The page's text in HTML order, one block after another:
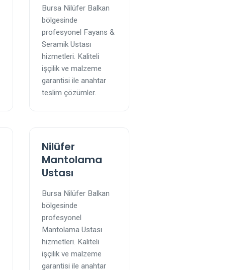
Bursa Nilüfer Balkan
bölgesinde
profesyonel Fayans &
Seramik Ustası
hizmetleri. Kaliteli
işçilik ve malzeme
garantisi ile anahtar
teslim çözümler.
Nilüfer
Mantolama
Ustası
Bursa Nilüfer Balkan
bölgesinde
profesyonel
Mantolama Ustası
hizmetleri. Kaliteli
işçilik ve malzeme
garantisi ile anahtar